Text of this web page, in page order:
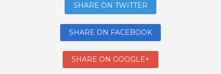
SHARE ON TWITTER
SHARE ON FACEBOOK
SHARE ON GOOGLE+